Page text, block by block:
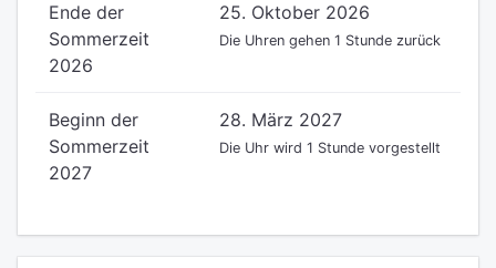
Ende der
Sommerzeit
2026
25. Oktober 2026
Die Uhren gehen 1 Stunde zurück
Beginn der
Sommerzeit
2027
28. März 2027
Die Uhr wird 1 Stunde vorgestellt